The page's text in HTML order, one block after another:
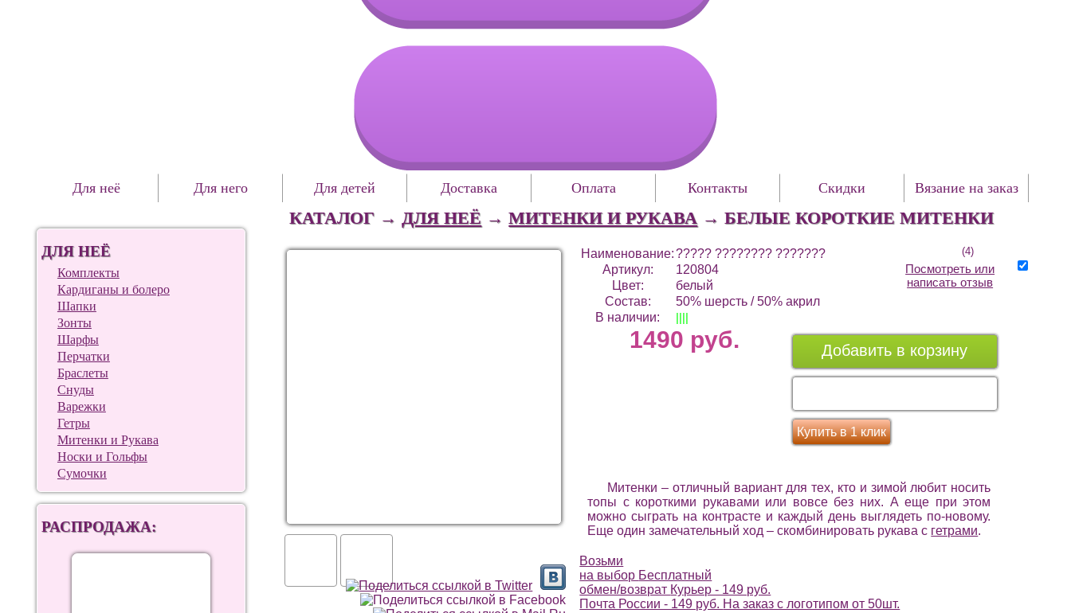
Для неё Для него Для детей Доставка Оплата Контакты Скидки Вязание на заказ
ДЛЯ НЕЁ
Комплекты
Кардиганы и болеро
Шапки
Зонты
Шарфы
Перчатки
Браслеты
Снуды
Варежки
Гетры
Митенки и Рукава
Носки и Гольфы
Сумочки
РАСПРОДАЖА:
КАТАЛОГ →ДЛЯ НЕЁ →МИТЕНКИ И РУКАВА →БЕЛЫЕ КОРОТКИЕ МИТЕНКИ
Наименование:????? ???????? ???????
Артикул:
120804
Цвет:
белый
Состав:
50% шерсть / 50% акрил
В наличии:
1490 руб. Добавить в корзину
Купить в 1 клик
Митенки – отличный вариант для тех, кто и зимой любит носить
топы с короткими рукавами или вовсе без них. А еще при этом
можно сыграть на контрасте и каждый день выглядеть по-новому.
Еще один замечательный ход – скомбинировать рукава с гетрами.
(4)
Посмотреть или
написать отзыв
Возьми
на выбор Бесплатный
обмен/возврат Курьер - 149 руб.
Почта России - 149 руб. На заказ с логотипом от 50шт.